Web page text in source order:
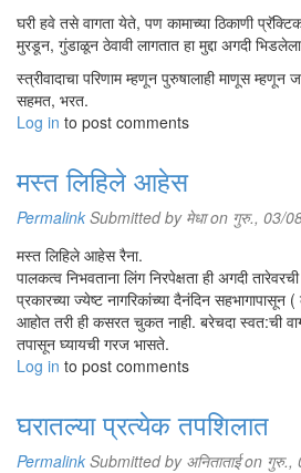
घरी हवे तसे वागता येते, पण कामाच्या ठिकाणी
मुरडून, गुंडाळून ठेवावी लागतात हा मुद्दा अगदी
स्त्रीवादाचा परिणाम म्हणून पुरुषालाही माणूस म्हणून
सहमत, भरत.
Log in to post comments
मस्त लिहिले आहेस
Permalink Submitted by मेधाon गुरु., 03/
मस्त लिहिले आहेस रैना.
पालकत्व निभवताना लिंग निरपेक्षता ही अगदी
प्रकारच्या ज्येष्ट नागरिकांच्या दैनंदिन
आहोत तरी ही कसरत चुकत नाही. बरेचदा स्वत:ची
तपासून घ्यायची गरज भासते.
Log in to post comments
घरातल्या प्रत्येक तपशिलात
Permalink Submitted by अनिताताईon गुरु.,